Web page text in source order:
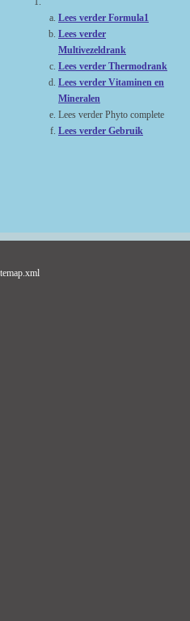
Lees verder Formula1
Lees verder
Multivezeldrank
Lees verder Thermodrank
Lees verder Vitaminen en
Mineralen
Lees verder Phyto complete
Lees verder Gebruik